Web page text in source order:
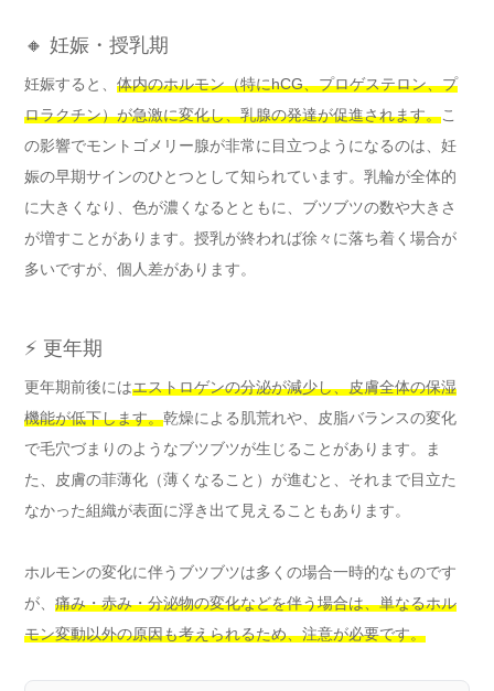
🔸 妊娠・授乳期
妊娠すると、 体内のホルモン（特にhCG、プロゲステロン、プ
ロラクチン）が急激に変化し、乳腺の発達が促進されます。こ
の影響でモントゴメリー腺が非常に目立つようになるのは、妊
娠の早期サインのひとつとして知られています。乳輪が全体的
に大きくなり、色が濃くなるとともに、ブツブツの数や大きさ
が増すことがあります。授乳が終われば徐々に落ち着く場合が
多いですが、個人差があります。
⚡ 更年期
更年期前後にはエストロゲンの分泌が減少し、皮膚全体の保湿
機能が低下します。乾燥による肌荒れや、皮脂バランスの変化
で毛穴づまりのようなブツブツが生じることがあります。ま
た、皮膚の菲薄化（薄くなること）が進むと、それまで目立た
なかった組織が表面に浮き出て見えることもあります。
ホルモンの変化に伴うブツブツは多くの場合一時的なものです
が、 痛み・赤み・分泌物の変化などを伴う場合は、単なるホル
モン変動以外の原因も考えられるため、注意が必要です。